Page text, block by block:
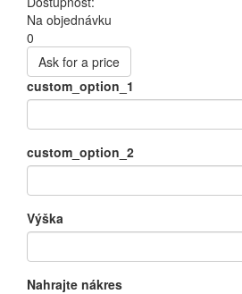
Na objednávku
0
Ask for a price
custom_option_1
custom_option_2
Výška
Nahrajte nákres